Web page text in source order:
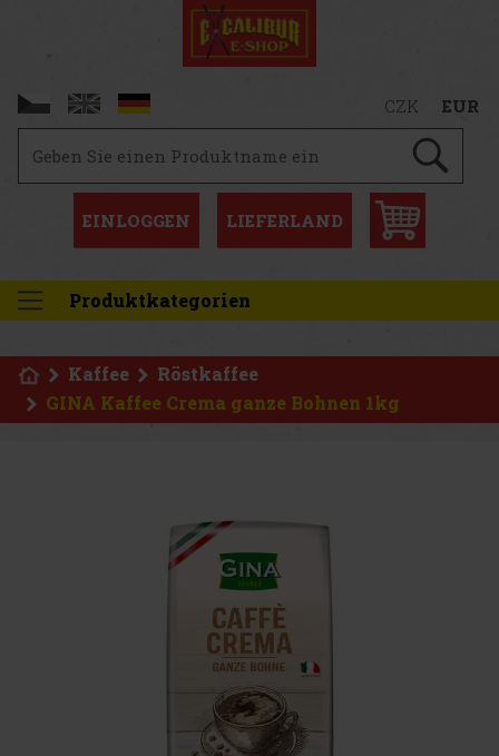
CZK EUR
EINLOGGEN LIEFERLAND
Produktkategorien
Kaffee
Röstkaffee
GINA Kaffee Crema ganze Bohnen 1kg